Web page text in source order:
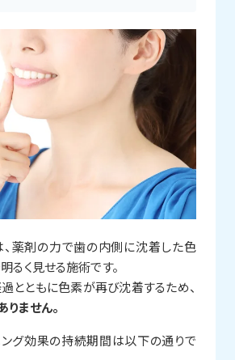
、薬剤の力で歯の内側に沈着した色
るく見せる施術です。
とともに色素が再び沈着するため、
ません。
ング効果の持続期間は以下の通りで